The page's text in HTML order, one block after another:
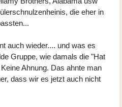
die eher in
auch wieder.... und was es
Gruppe, wie damals die "Hat
Ahnung. Das ahnte man
dass wir es jetzt auch nicht